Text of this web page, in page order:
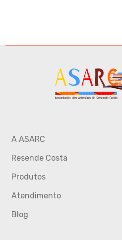
A ASARC
Resende Costa
Produtos
Atendimento
Blog